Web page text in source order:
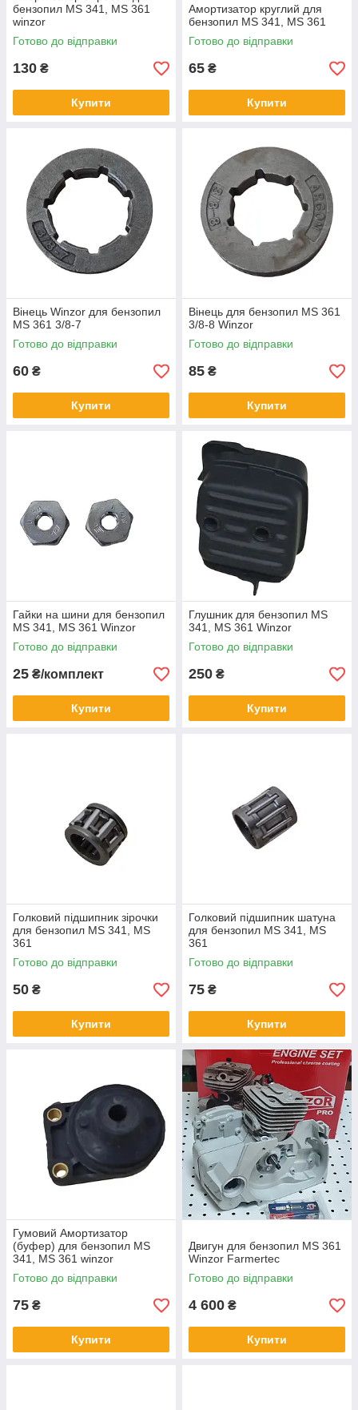
бензопил MS 341, MS 361
winzor
Готово до відправки
130 ₴
Купити
Амортизатор круглий для
бензопил MS 341, MS 361
Готово до відправки
65 ₴
Купити
Вінець Winzor для бензопил
MS 361 3/8-7
Готово до відправки
60 ₴
Купити
Вінець для бензопил MS 361
3/8-8 Winzor
Готово до відправки
85 ₴
Купити
Гайки на шини для бензопил
MS 341, MS 361 Winzor
Готово до відправки
25 ₴/комплект
Купити
Глушник для бензопил MS
341, MS 361 Winzor
Готово до відправки
250 ₴
Купити
Голковий підшипник зірочки
для бензопил MS 341, MS
361
Готово до відправки
50 ₴
Купити
Голковий підшипник шатуна
для бензопил MS 341, MS
361
Готово до відправки
75 ₴
Купити
Гумовий Амортизатор
(буфер) для бензопил MS
341, MS 361 winzor
Готово до відправки
75 ₴
Купити
Двигун для бензопил MS 361
Winzor Farmertec
Готово до відправки
4 600 ₴
Купити